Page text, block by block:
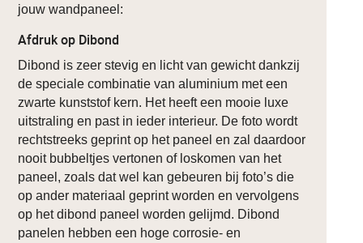
jouw wandpaneel:
Afdruk op Dibond
Dibond is zeer stevig en licht van gewicht dankzij
de speciale combinatie van aluminium met een
zwarte kunststof kern. Het heeft een mooie luxe
uitstraling en past in ieder interieur. De foto wordt
rechtstreeks geprint op het paneel en zal daardoor
nooit bubbeltjes vertonen of loskomen van het
paneel, zoals dat wel kan gebeuren bij foto’s die
op ander materiaal geprint worden en vervolgens
op het dibond paneel worden gelijmd. Dibond
panelen hebben een hoge corrosie- en